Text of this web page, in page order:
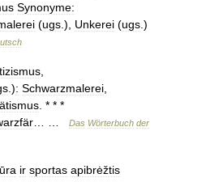
Synonyme:
(ugs .), Unkerei (ugs .)
.): Schwarzmalerei
. * * *
Das Wörterbuch der
ir sportas apibrėžtis